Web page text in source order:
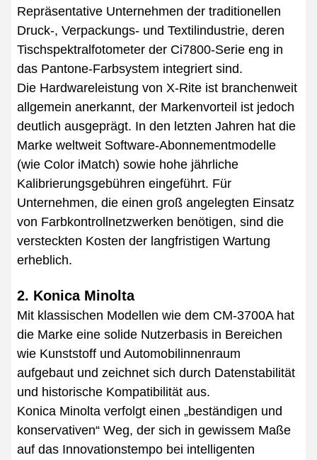
Repräsentative Unternehmen der traditionellen
Druck-, Verpackungs- und Textilindustrie, deren
Tischspektralfotometer der Ci7800-Serie eng in
das Pantone-Farbsystem integriert sind.
Die Hardwareleistung von X-Rite ist branchenweit
allgemein anerkannt, der Markenvorteil ist jedoch
deutlich ausgeprägt. In den letzten Jahren hat die
Marke weltweit Software-Abonnementmodelle
(wie Color iMatch) sowie hohe jährliche
Kalibrierungsgebühren eingeführt. Für
Unternehmen, die einen groß angelegten Einsatz
von Farbkontrollnetzwerken benötigen, sind die
versteckten Kosten der langfristigen Wartung
erheblich.
2. Konica Minolta
Mit klassischen Modellen wie dem CM-3700A hat
die Marke eine solide Nutzerbasis in Bereichen
wie Kunststoff und Automobilinnenraum
aufgebaut und zeichnet sich durch Datenstabilität
und historische Kompatibilität aus.
Konica Minolta verfolgt einen „beständigen und
konservativen“ Weg, der sich in gewissem Maße
auf das Innovationstempo bei intelligenten